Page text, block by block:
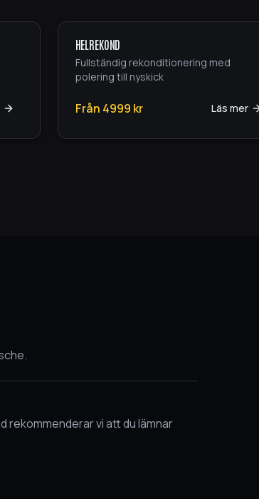
HELREKOND
Fullständig rekonditionering med
polering till nyskick
Från 4999 kr Läs mer
rekommenderar vi att du lämnar